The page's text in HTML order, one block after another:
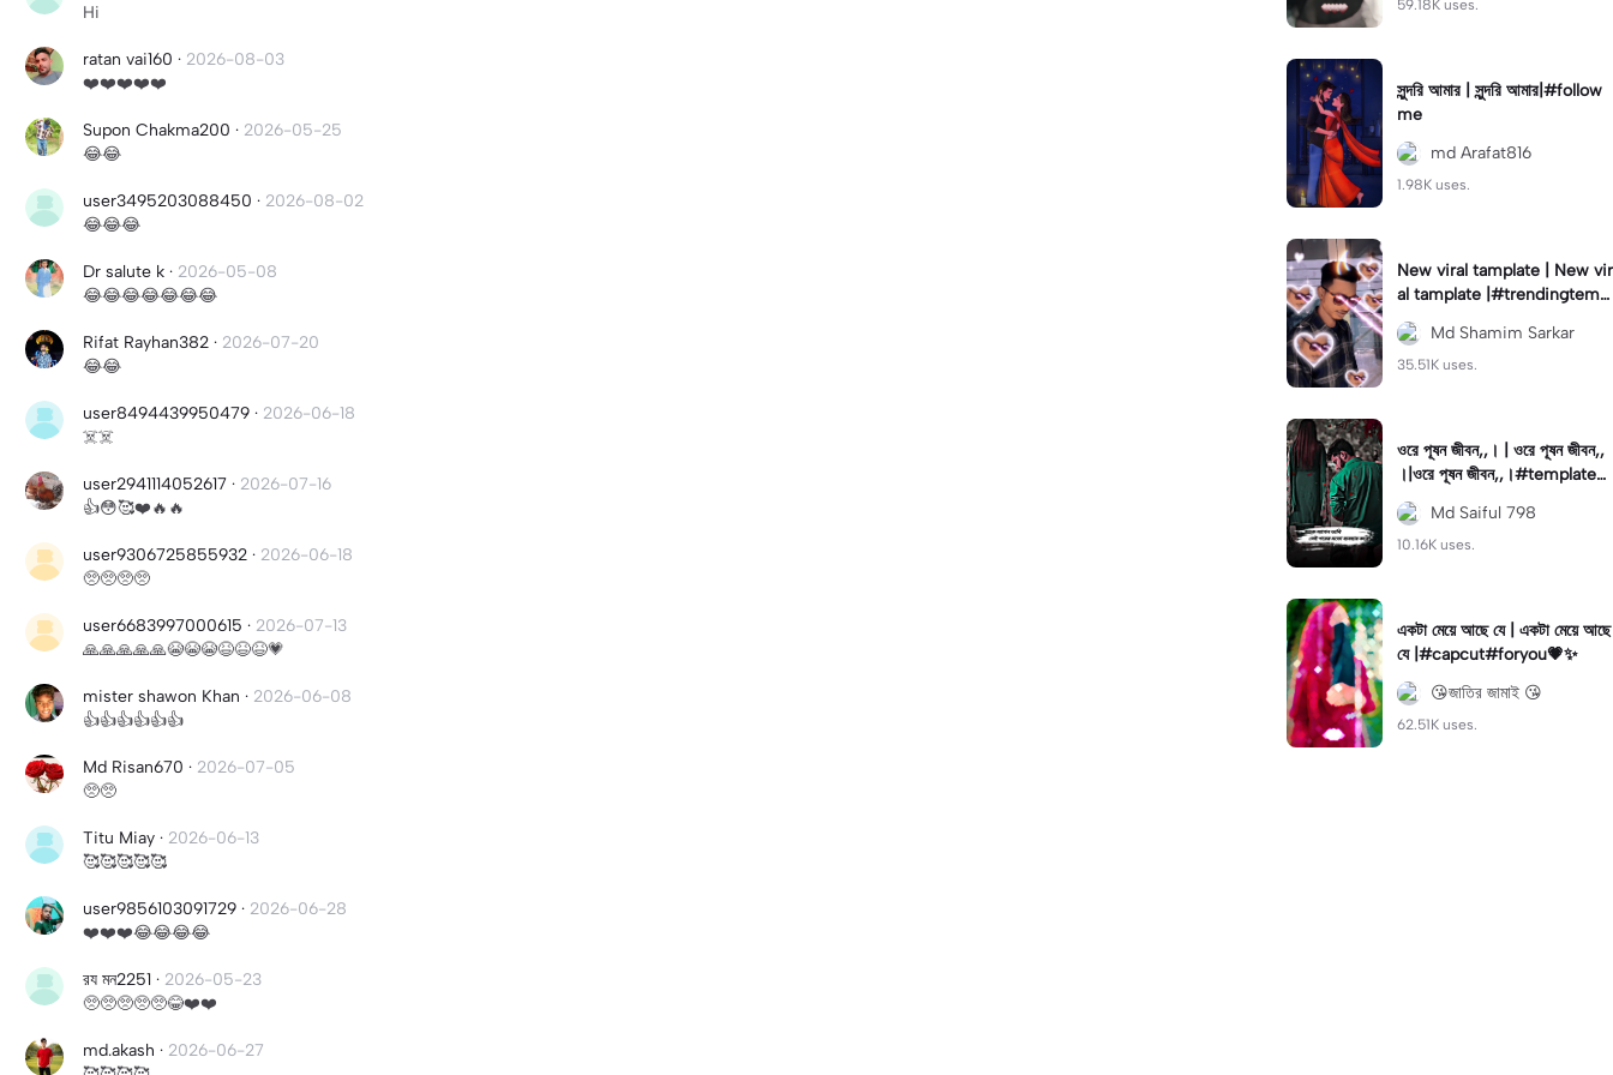
Hi
ratan vai160 · 2026-08-03
❤️❤️❤️❤️❤️
Supon Chakma200 · 2026-05-25
😂😂
user3495203088450 · 2026-08-02
😂😂😂
Dr salute k · 2026-05-08
😂😂😂😂😂😂😂
Rifat Rayhan382 · 2026-07-20
😂😂
user8494439950479 · 2026-06-18
☠️☠️
user2941114052617 · 2026-07-16
👍😳🥰❤️🔥🔥
user9306725855932 · 2026-06-18
🥺🥺🥺🥺
user6683997000615 · 2026-07-13
🙏🙏🙏🙏🙏😭😭😭😆😆😆💗
mister shawon Khan · 2026-06-08
👍👍👍👍👍👍
Md Risan670 · 2026-07-05
🥺🥺
Titu Miay · 2026-06-13
🥰🥰🥰🥰🥰
user9856103091729 · 2026-06-28
❤️❤️❤️😂😂😂😂
রয মন2251 · 2026-05-23
🥺🥺🥺🥺🥺😂❤️❤️
md.akash · 2026-06-27
59.18K uses.
সুন্দরি আমার | সুন্দরি আমার|#follow
me
md Arafat816
1.98K uses.
New viral tamplate | New vir
al tamplate |#trendingtempl
ate#viral✨#foryou💗✨#ca
pcut 🔥🔥Md Shamim Sarkar
35.51K uses.
ওরে পূষন জীবন,,। | ওরে পূষন জীবন,,
।|ওরে পূষন জীবন,,।#template_
capcut
Md Saiful 798
10.16K uses.
একটা মেয়ে আছে যে | একটা মেয়ে আছে
যে |#capcut#foryou💗✨
😘জাতির জামাই 😘
62.51K uses.